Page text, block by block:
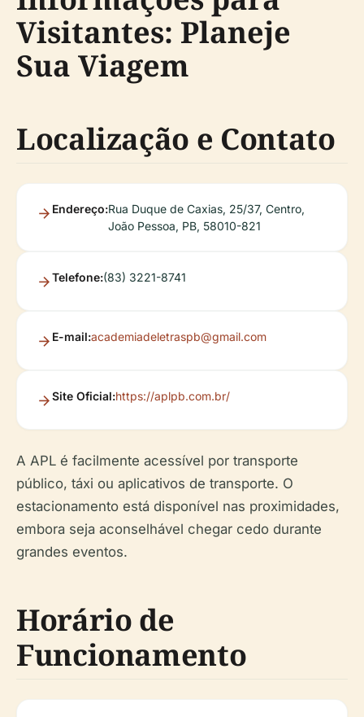
Visitantes: Planeje
Sua Viagem
Localização e Contato
Endereço:Rua Duque de Caxias, 25/37, Centro,
João Pessoa, PB, 58010-821
Telefone:(83) 3221-8741
E-mail:academiadeletraspb@gmail.com
Site Oficial:https://aplpb.com.br/
A APL é facilmente acessível por transporte
público, táxi ou aplicativos de transporte. O
estacionamento está disponível nas proximidades,
embora seja aconselhável chegar cedo durante
grandes eventos.
Horário de
Funcionamento